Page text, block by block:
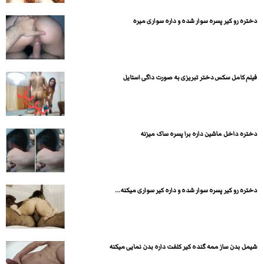
دختره رو کیر پسره سوار شده و داره سواری میره
فیلم کامل سکس دختر تبریزی به صورت داگی استایل
دختره داخل ماشین داره برا پسره ساک میزنه
دختره رو کیر پسره سوار شده و داره کیر سواری میکنه...
شیمل بدن ساز ممه گنده کیر کلفت داره بدن نمایی میکنه